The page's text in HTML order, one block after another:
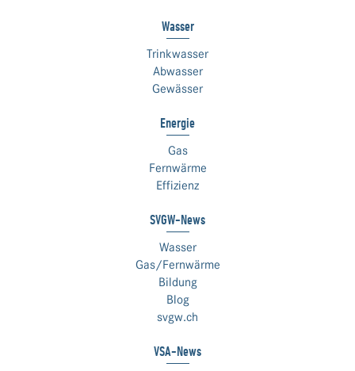
Wasser
Trinkwasser
Abwasser
Gewässer
Energie
Gas
Fernwärme
Effizienz
SVGW-News
Wasser
Gas/Fernwärme
Bildung
Blog
svgw.ch
VSA-News